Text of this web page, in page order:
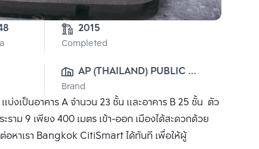
2015
Completed
AP (THAILAND) PUBLIC
CO., LTD.
Brand
งเป็นอาคาร A จำนวน 23 ชั้น และอาคาร B 25 ชั้น ตัว
าม 9 เพียง 400 เมตร เข้า-ออก เมืองได้สะดวกด้วย
หาเรา Bangkok CitiSmart ได้ทันที เพื่อให้ผู้